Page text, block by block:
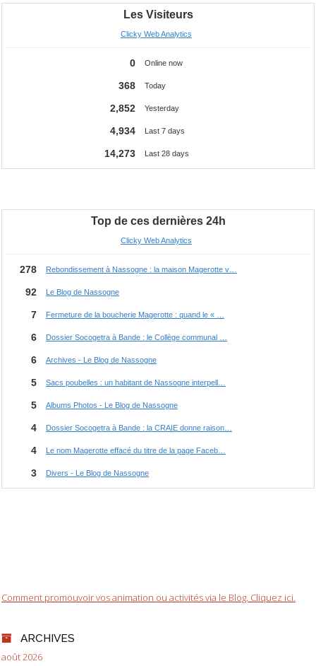
Comment promouvoir vos animation ou activités via le Blog. Cliquez ici.
ARCHIVES
août 2026